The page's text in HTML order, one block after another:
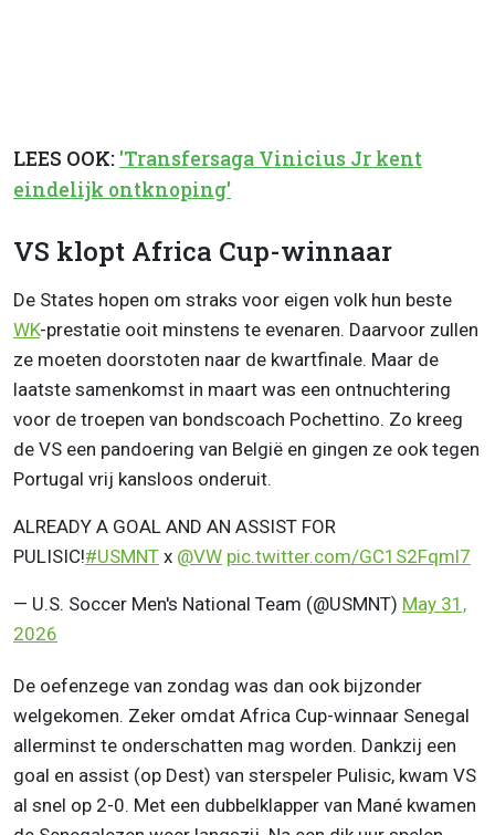
LEES OOK: 'Transfersaga Vinicius Jr kent
eindelijk ontknoping'
VS klopt Africa Cup-winnaar
De States hopen om straks voor eigen volk hun beste
WK-prestatie ooit minstens te evenaren. Daarvoor zullen
ze moeten doorstoten naar de kwartfinale. Maar de
laatste samenkomst in maart was een ontnuchtering
voor de troepen van bondscoach Pochettino. Zo kreeg
de VS een pandoering van België en gingen ze ook tegen
Portugal vrij kansloos onderuit.
ALREADY A GOAL AND AN ASSIST FOR
PULISIC!#USMNT x @VW pic.twitter.com/GC1S2Fqml7
— U.S. Soccer Men's National Team (@USMNT) May 31,
2026
De oefenzege van zondag was dan ook bijzonder
welgekomen. Zeker omdat Africa Cup-winnaar Senegal
allerminst te onderschatten mag worden. Dankzij een
goal en assist (op Dest) van sterspeler Pulisic, kwam VS
al snel op 2-0. Met een dubbelklapper van Mané kwamen